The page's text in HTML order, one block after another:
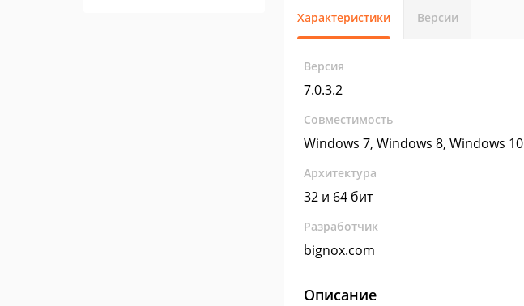
Характеристики Версии
Версия
7.0.3.2
Совместимость
Windows 7, Windows 8, Windows 10
Архитектура
32 и 64 бит
Разработчик
bignox.com
Описание